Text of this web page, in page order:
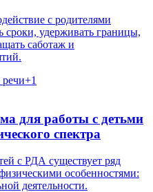
с родителями
сроки, удерживать границы,
саботаж и
речи+1
для работы с детьми
спектра
с РДА существует ряд
особенностями:
деятельности.